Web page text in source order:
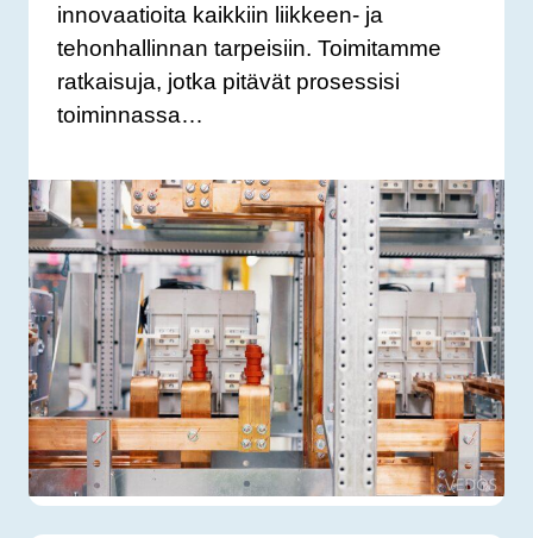
innovaatioita kaikkiin liikkeen- ja
tehonhallinnan tarpeisiin. Toimitamme
ratkaisuja, jotka pitävät prosessisi
toiminnassa…